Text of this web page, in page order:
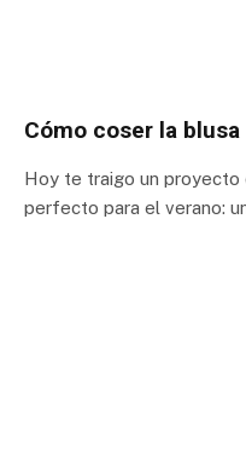
Cómo coser la
Hoy te traigo un
perfecto para el verano: